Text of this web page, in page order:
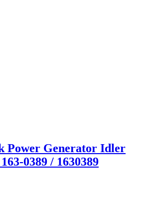
Power Generator Idler
0389 / 1630389